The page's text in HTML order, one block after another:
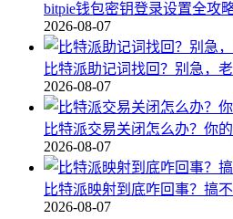
bitpie钱包密钥登录设置全攻
2026-08-07
比特派助记词找回？别急，
2026-08-07
比特派交易关闭怎么办？你
2026-08-07
比特派映射到底咋回事？搞
2026-08-07